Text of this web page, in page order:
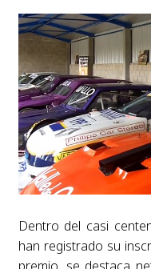
Dentro del casi
han registrado su